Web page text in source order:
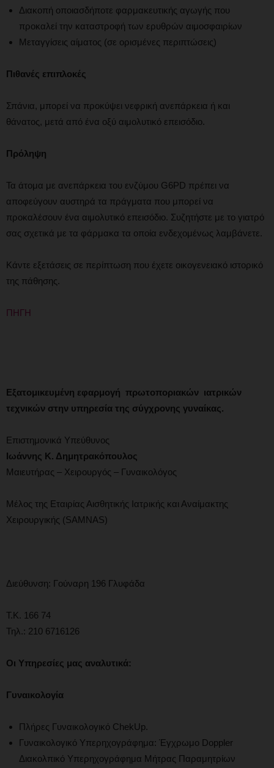
Διακοπή οποιασδήποτε φαρμακευτικής αγωγής που
προκαλεί την καταστροφή των ερυθρών αιμοσφαιρίων
Μεταγγίσεις αίματος (σε ορισμένες περιπτώσεις)
Πιθανές επιπλοκές
Σπάνια, μπορεί να προκύψει νεφρική ανεπάρκεια ή και
θάνατος, μετά από ένα οξύ αιμολυτικό επεισόδιο.
Πρόληψη
Τα άτομα με ανεπάρκεια του ενζύμου G6PD πρέπει να
αποφεύγουν αυστηρά τα πράγματα που μπορεί να
προκαλέσουν ένα αιμολυτικό επεισόδιο. Συζητήστε με το γιατρό
σας σχετικά με τα φάρμακα τα οποία ενδεχομένως λαμβάνετε.
Κάντε εξετάσεις σε περίπτωση που έχετε οικογενειακό ιστορικό
της πάθησης.
ΠΗΓΗ
Εξατομικευμένη εφαρμογή πρωτοποριακών ιατρικών
τεχνικών στην υπηρεσία της σύγχρονης γυναίκας.
Επιστημονικά Υπεύθυνος
Ιωάννης Κ. Δημητρακόπουλος
Μαιευτήρας – Χειρουργός – Γυναικολόγος
Μέλος της Εταιρίας Αισθητικής Ιατρικής και Αναίμακτης
Χειρουργικής (SAMNAS)
Διεύθυνση: Γούναρη 196 Γλυφάδα
Τ.Κ. 166 74
Τηλ.: 210 6716126
Οι Υπηρεσίες μας αναλυτικά:
Γυναικολογία
Πλήρες Γυναικολογικό ChekUp.
Γυναικολογικό Υπερηχογράφημα: Έγχρωμο Doppler
Διακολπικό Υπερηχογράφημα Μήτρας Παραμητρίων